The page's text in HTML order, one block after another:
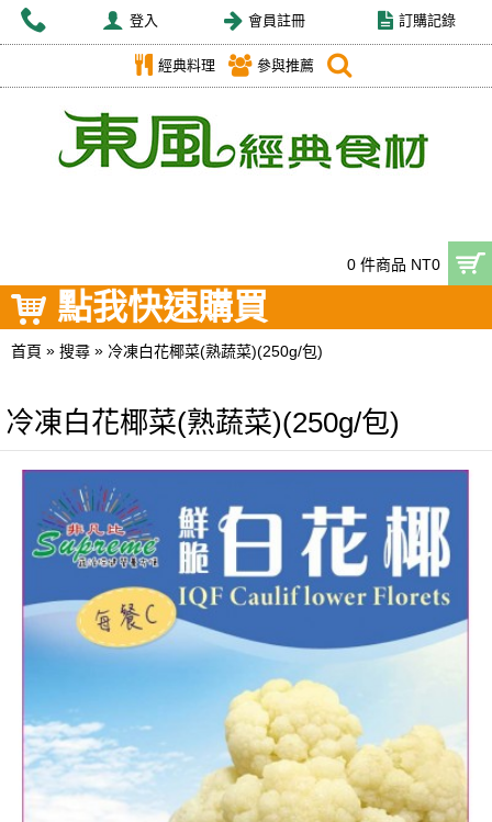
登入 會員註冊 訂購記錄
經典料理 參與推薦
0 件商品 NT0
點我快速購買
首頁 » 搜尋 » 冷凍白花椰菜(熟蔬菜)(250g/包)
冷凍白花椰菜(熟蔬菜)(250g/包)